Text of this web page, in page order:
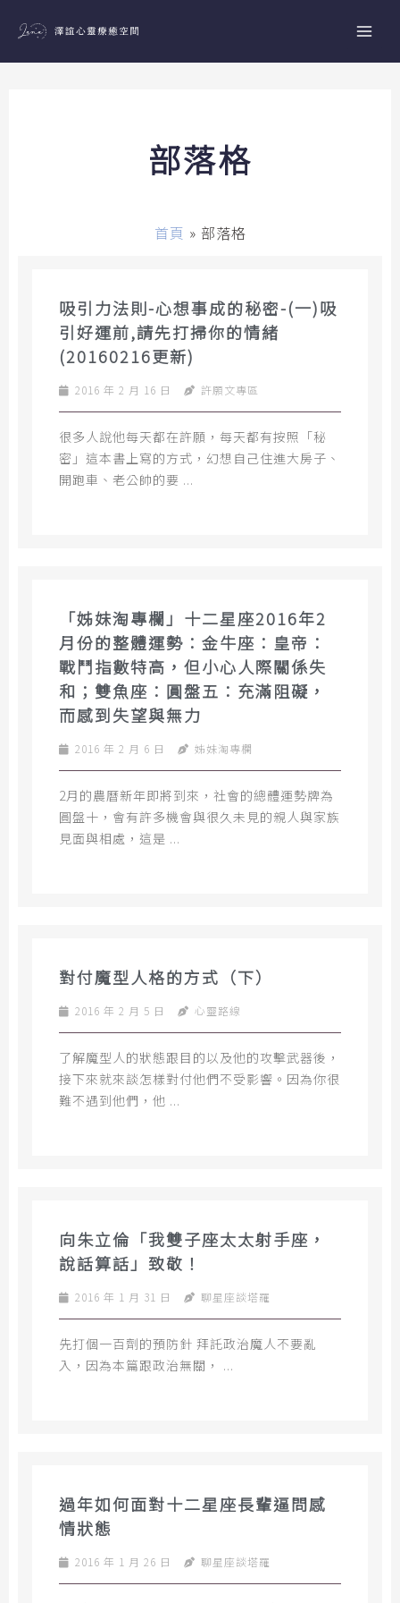
主
部落格
首頁 » 部落格
吸引力法則-心想事成的秘密-(一)吸
引好運前,請先打掃你的情緒
(20160216更新)
2016 年 2 月 16 日 許願文專區
很多人說他每天都在許願，每天都有按照「秘
密」這本書上寫的方式，幻想自己住進大房子、
開跑車、老公帥的要 ...
「姊妹淘專欄」十二星座2016年2
月份的整體運勢：金牛座：皇帝：
戰鬥指數特高，但小心人際關係失
和；雙魚座：圓盤五：充滿阻礙，
而感到失望與無力
2016 年 2 月 6 日 姊妹淘專欄
2月的農曆新年即將到來，社會的總體運勢牌為
圓盤十，會有許多機會與很久未見的親人與家族
見面與相處，這是 ...
對付魔型人格的方式（下）
2016 年 2 月 5 日 心靈路線
了解魔型人的狀態跟目的以及他的攻擊武器後，
接下來就來談怎樣對付他們不受影響。因為你很
難不遇到他們，他 ...
向朱立倫「我雙子座太太射手座，
說話算話」致敬！
2016 年 1 月 31 日 聊星座談塔羅
先打個一百劑的預防針 拜託政治魔人不要亂
入，因為本篇跟政治無關， ...
過年如何面對十二星座長輩逼問感
情狀態
2016 年 1 月 26 日 聊星座談塔羅